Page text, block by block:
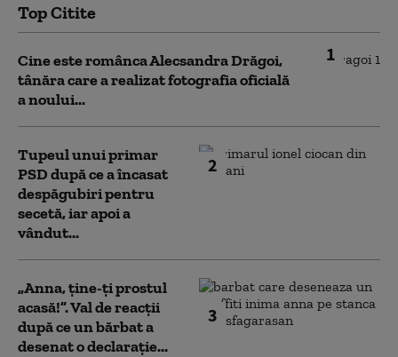
Top Citite
1
Cine este românca Alecsandra Drăgoi,
tânăra care a realizat fotografia oficială
a noului...
2
Tupeul unui primar
PSD după ce a încasat
despăgubiri pentru
secetă, iar apoi a
vândut...
3
„Anna, ţine-ţi prostul
acasă!”. Val de reacții
după ce un bărbat a
desenat o declarație...